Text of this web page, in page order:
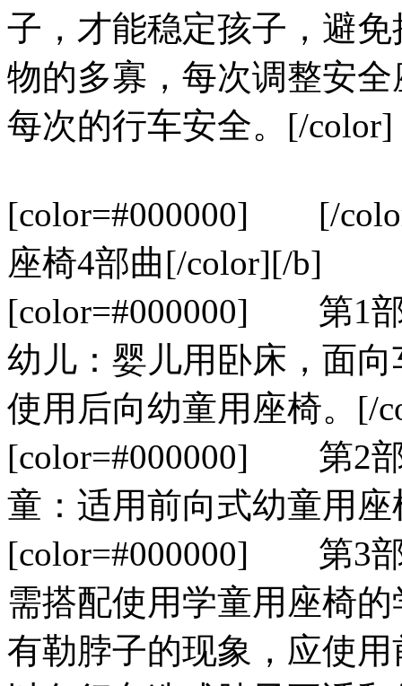
子，才能稳定孩子，避
物的多寡，每次调整安
每次的行车安全。[/color]
[color=#000000] [/
座椅4部曲[/color][/b]
[color=#000000] 第1部
幼儿：婴儿用卧床，面
使用后向幼童用座椅。[/
[color=#000000] 第2部
童：适用前向式幼童用
[color=#000000] 第3部
需搭配使用学童用座椅
有勒脖子的现象，应使